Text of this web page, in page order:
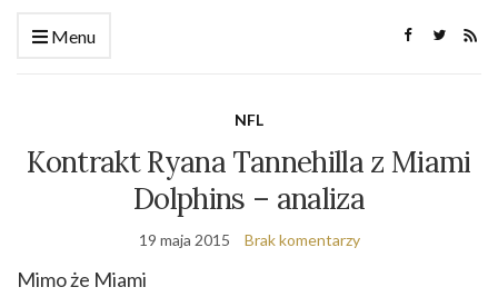
Menu
NFL
Kontrakt Ryana Tannehilla z Miami
Dolphins – analiza
19 maja 2015 Brak komentarzy
Mimo że Miami